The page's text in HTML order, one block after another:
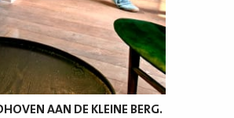
AAN DE KLEINE BERG.